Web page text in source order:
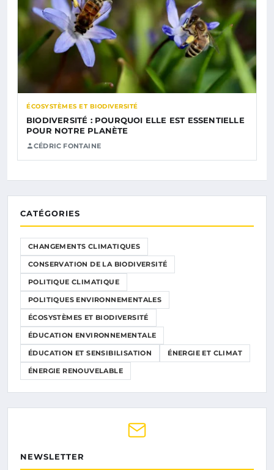
ÉCOSYSTÈMES ET BIODIVERSITÉ
BIODIVERSITÉ : POURQUOI ELLE EST ESSENTIELLE
POUR NOTRE PLANÈTE
CÉDRIC FONTAINE
CATÉGORIES
CHANGEMENTS CLIMATIQUES
CONSERVATION DE LA BIODIVERSITÉ
POLITIQUE CLIMATIQUE
POLITIQUES ENVIRONNEMENTALES
ÉCOSYSTÈMES ET BIODIVERSITÉ
ÉDUCATION ENVIRONNEMENTALE
ÉDUCATION ET SENSIBILISATION ÉNERGIE ET CLIMAT
ÉNERGIE RENOUVELABLE
NEWSLETTER